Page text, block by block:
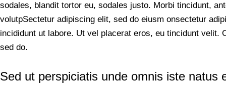
sodales, blandit tortor eu, sodales justo. Morbi tincidunt,
volutpSectetur adipiscing elit, sed do eiusm onsectetur
incididunt ut labore. Ut vel placerat eros, eu tincidunt velit.
sed do.
Sed ut perspiciatis unde omnis iste natus